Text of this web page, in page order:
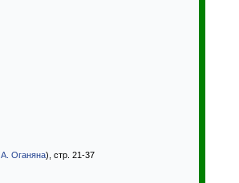
А. Оганяна), стр. 21-37